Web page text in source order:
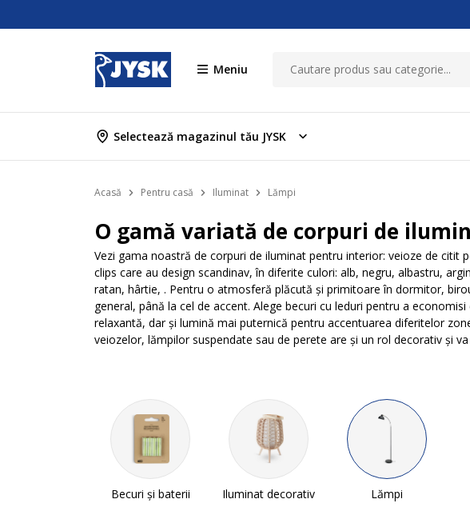
Meniu
Selectează magazinul tău JYSK
Acasă Pentru casă Iluminat Lămpi
O gamă variată de corpuri de
Vezi gama noastră de corpuri de iluminat pentru interior: veioze de citit
clips care au design scandinav, în diferite culori: alb, negru, albastru,
ratan, hârtie, . Pentru o atmosferă plăcută și primitoare în dormitor,
general, până la cel de accent. Alege becuri cu leduri pentru a
relaxantă, dar și lumină mai puternică pentru accentuarea diferitelor
veiozelor, lămpilor suspendate sau de perete are și un rol decorativ și
Becuri și baterii Iluminat decorativ Lămpi